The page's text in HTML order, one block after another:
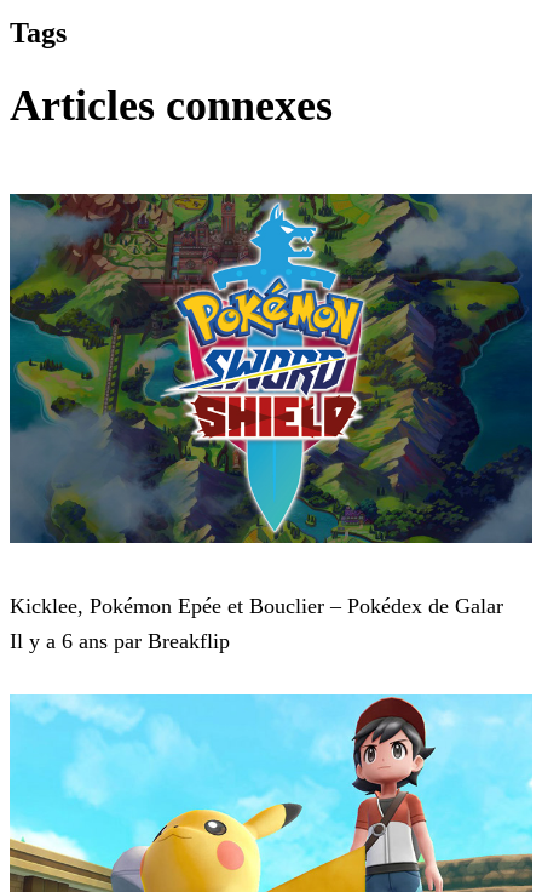
Tags
Articles connexes
Kicklee, Pokémon Epée et Bouclier – Pokédex de Galar
Il y a 6 ans par Breakflip